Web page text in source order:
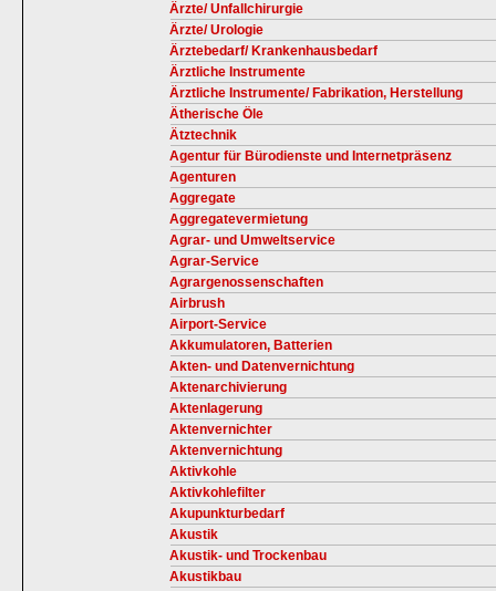
Ärzte/ Unfallchirurgie
Ärzte/ Urologie
Ärztebedarf/ Krankenhausbedarf
Ärztliche Instrumente
Ärztliche Instrumente/ Fabrikation, Herstellung
Ätherische Öle
Ätztechnik
Agentur für Bürodienste und Internetpräsenz
Agenturen
Aggregate
Aggregatevermietung
Agrar- und Umweltservice
Agrar-Service
Agrargenossenschaften
Airbrush
Airport-Service
Akkumulatoren, Batterien
Akten- und Datenvernichtung
Aktenarchivierung
Aktenlagerung
Aktenvernichter
Aktenvernichtung
Aktivkohle
Aktivkohlefilter
Akupunkturbedarf
Akustik
Akustik- und Trockenbau
Akustikbau